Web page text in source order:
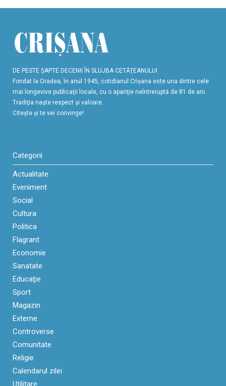
DE PESTE ŞAPTE DECENII ÎN SLUJBA CETĂŢEANULUI
Fondat la Oradea, în anul 1945, cotidianul Crişana este una dintre cele
mai longevive publicaţii locale, cu o apariţie neîntreruptă de 81 de ani.
Tradiţia naşte respect şi valoare.
Citeşte şi te vei convinge!
Categorii
Actualitate
Eveniment
Social
Cultura
Politica
Flagrant
Economie
Sanatate
Educaţie
Sport
Magazin
Externe
Controverse
Comunitate
Religie
Calendarul zilei
Utilitare